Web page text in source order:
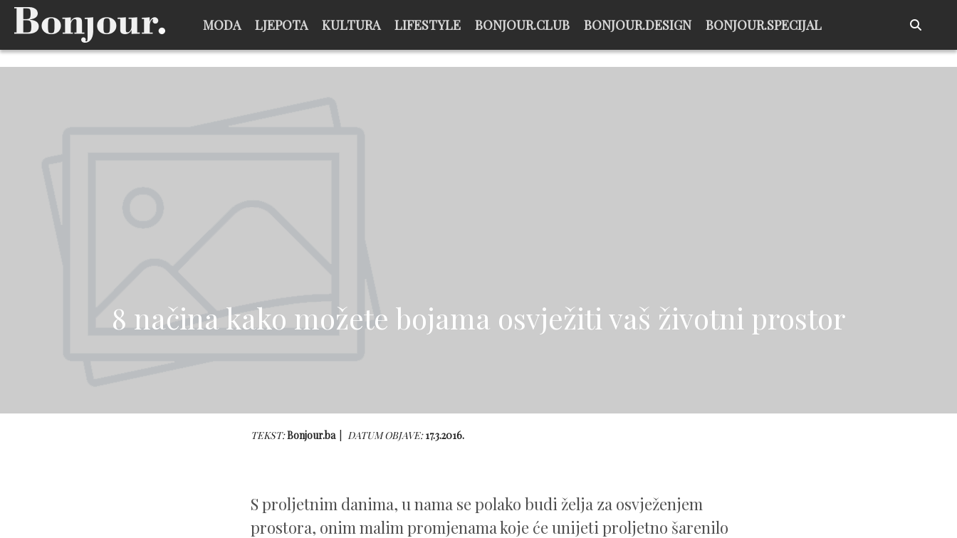
MODA LJEPOTA KULTURA LIFESTYLE BONJOUR.CLUB BONJOUR.DESIGN BONJOUR.SPECIJAL
8 načina kako možete bojama osvježiti vaš životni prostor
TEKST:Bonjour.ba DATUM OBJAVE:17.3.2016.
S proljetnim danima, u nama se polako budi želja za osvježenjem
prostora, onim malim promjenama koje će unijeti proljetno šarenilo